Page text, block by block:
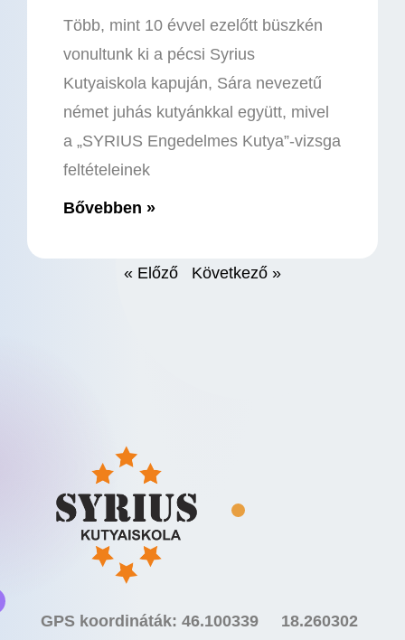
Több, mint 10 évvel ezelőtt büszkén
vonultunk ki a pécsi Syrius
Kutyaiskola kapuján, Sára nevezetű
német juhás kutyánkkal együtt, mivel
a „SYRIUS Engedelmes Kutya”-vizsga
feltételeinek
Bővebben »
« Előző Következő »
GPS koordináták: 46.100339 18.260302